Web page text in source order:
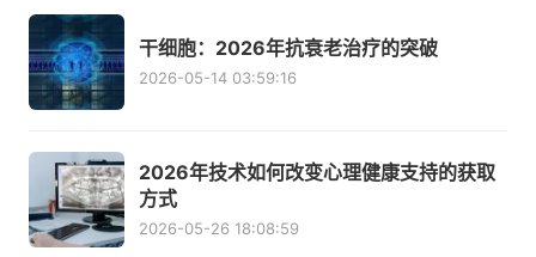
干细胞：2026年抗衰老治疗的突破
2026-05-14 03:59:16
2026年技术如何改变心理健康支持的获取
方式
2026-05-26 18:08:59